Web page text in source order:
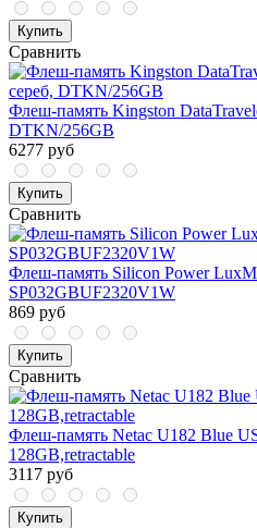
Купить
Сравнить
Флеш-память Kingston
DTKN/256GB
6277 руб
Купить
Сравнить
Флеш-память Silicon Power
SP032GBUF2320V1W
869 руб
Купить
Сравнить
Флеш-память Netac U182 Blue
128GB,retractable
3117 руб
Купить